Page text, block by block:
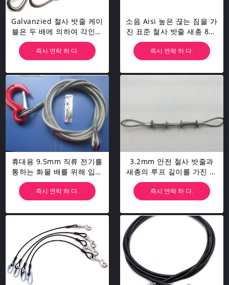
Galvanzied 철사 밧줄 케이
블은 두 배에 의하여 각인된
소매/골무 눈에 9.5mm를
던집니다
즉시 연락 하 다.
소음 Aisi 높은 끊는 짐을 가
진 표준 철사 밧줄 새총 800
- 1500mm
즉시 연락 하 다.
휴대용 9.5mm 직류 전기를
통하는 화물 배를 위해 입히
는 무거운 철사 밧줄 숨막히
게 하는 것 새총
즉시 연락 하 다.
3.2mm 안전 철사 밧줄과
새총의 루프 길이를 가진 직
류 전기를 통한 철강선 새총
즉시 연락 하 다.